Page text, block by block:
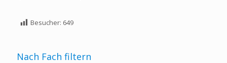
Besucher: 649
Nach Fach filtern